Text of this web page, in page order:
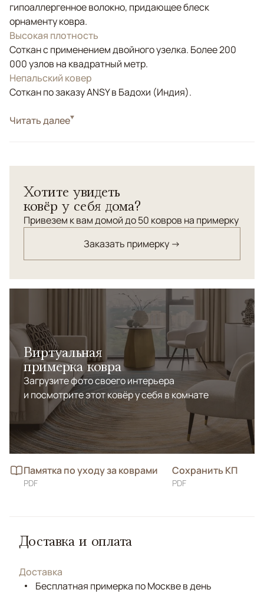
гипоаллергенное волокно, придающее блеск
орнаменту ковра.
Высокая плотность
Соткан с применением двойного узелка. Более 200
000 узлов на квадратный метр.
Непальский ковер
Соткан по заказу ANSY в Бадохи (Индия).
СтильСовременные
теплой однотонной гамме.
Читать далее
Хотите увидеть
ковёр у себя дома?
Привезем к вам домой до 50 ковров на примерку
Заказать примерку →
Виртуальная
примерка ковра
Загрузите фото своего интерьера
и посмотрите этот ковёр у себя в комнате
Памятка по уходу за коврами
PDF
Сохранить КП
PDF
Доставка и оплата
Доставка
Бесплатная примерка по Москве в день